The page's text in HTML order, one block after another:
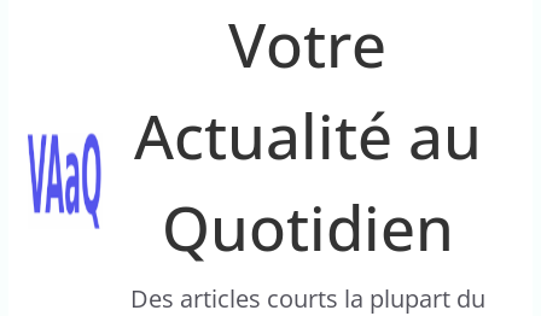
Votre
Actualité au
Quotidien
Des articles courts la plupart du